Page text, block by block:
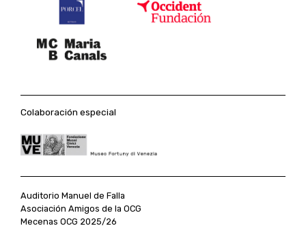
Colaboración especial
Auditorio Manuel de Falla
Asociación Amigos de la OCG
Mecenas OCG 2025/26